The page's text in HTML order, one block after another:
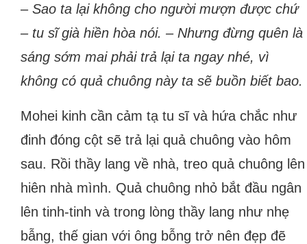
– Sao ta lại không cho người mượn được chứ
– tu sĩ già hiền hòa nói. – Nhưng đừng quên là
sáng sớm mai phải trả lại ta ngay nhé, vì
không có quả chuông này ta sẽ buồn biết bao.
Mohei kinh cần cảm tạ tu sĩ và hứa chắc như
đinh đóng cột sẽ trả lại quả chuông vào hôm
sau. Rồi thầy lang về nhà, treo quả chuông lên
hiên nhà mình. Quả chuông nhỏ bắt đầu ngân
lên tinh-tinh và trong lòng thầy lang như nhẹ
bẫng, thế gian với ông bỗng trở nên đẹp đẽ